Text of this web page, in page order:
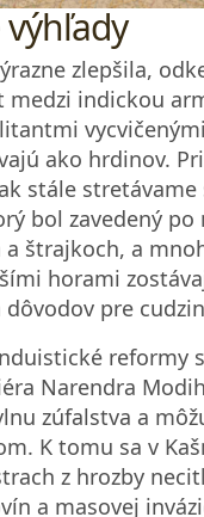
zlepšila,
indickou
ako hrdinov.
stále stretávame
bol zavedený po
štrajkoch, a
horami
pre
reformy
Narendra
zúfalstva a
K tomu sa v
z hrozby
a masovej